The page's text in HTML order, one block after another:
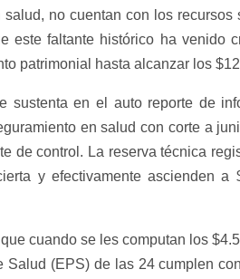
no cuentan con los
este faltante histórico ha venido
patrimonial hasta alcanzar los
sustenta en el auto reporte de
en salud con corte a
de control. La reserva técnica
y efectivamente ascienden a
cuando se les computan los
Salud (EPS) de las 24 cumplen